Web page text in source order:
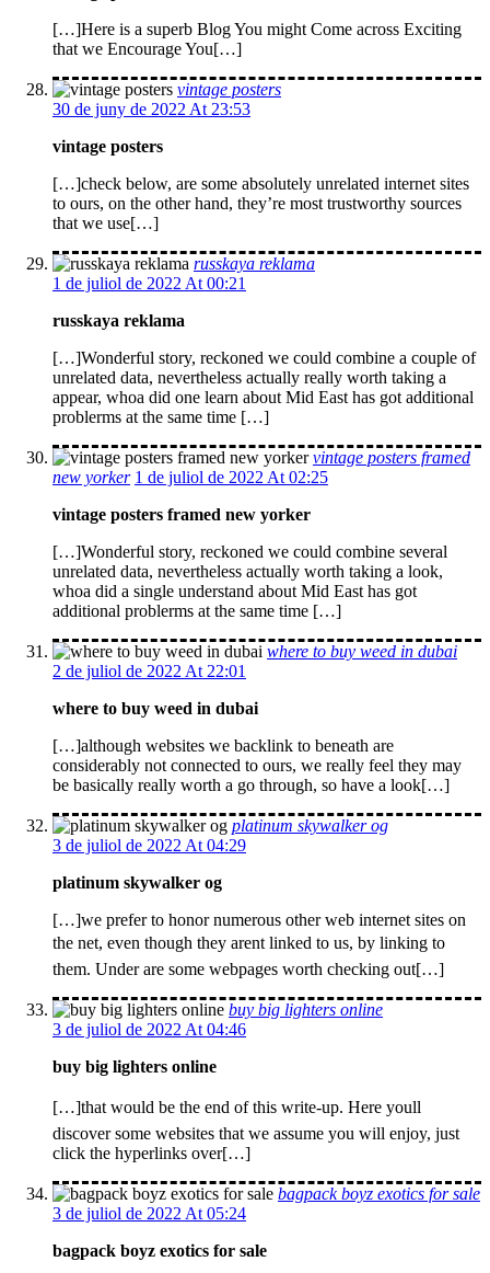
[…]Here is a superb Blog You might Come across Exciting
that we Encourage You[…]
vintage posters
30 de juny de 2022 At 23:53
vintage posters
[…]check below, are some absolutely unrelated internet sites
to ours, on the other hand, they’re most trustworthy sources
that we use[…]
russkaya reklama
1 de juliol de 2022 At 00:21
russkaya reklama
[…]Wonderful story, reckoned we could combine a couple of
unrelated data, nevertheless actually really worth taking a
appear, whoa did one learn about Mid East has got additional
problerms at the same time […]
vintage posters framed
new yorker 1 de juliol de 2022 At 02:25
vintage posters framed new yorker
[…]Wonderful story, reckoned we could combine several
unrelated data, nevertheless actually worth taking a look,
whoa did a single understand about Mid East has got
additional problerms at the same time […]
where to buy weed in dubai
2 de juliol de 2022 At 22:01
where to buy weed in dubai
[…]although websites we backlink to beneath are
considerably not connected to ours, we really feel they may
be basically really worth a go through, so have a look[…]
platinum skywalker og
3 de juliol de 2022 At 04:29
platinum skywalker og
[…]we prefer to honor numerous other web internet sites on
the net, even though they arent linked to us, by linking to
them. Under are some webpages worth checking out[…]
buy big lighters online
3 de juliol de 2022 At 04:46
buy big lighters online
[…]that would be the end of this write-up. Here youll
discover some websites that we assume you will enjoy, just
click the hyperlinks over[…]
bagpack boyz exotics for sale
3 de juliol de 2022 At 05:24
bagpack boyz exotics for sale